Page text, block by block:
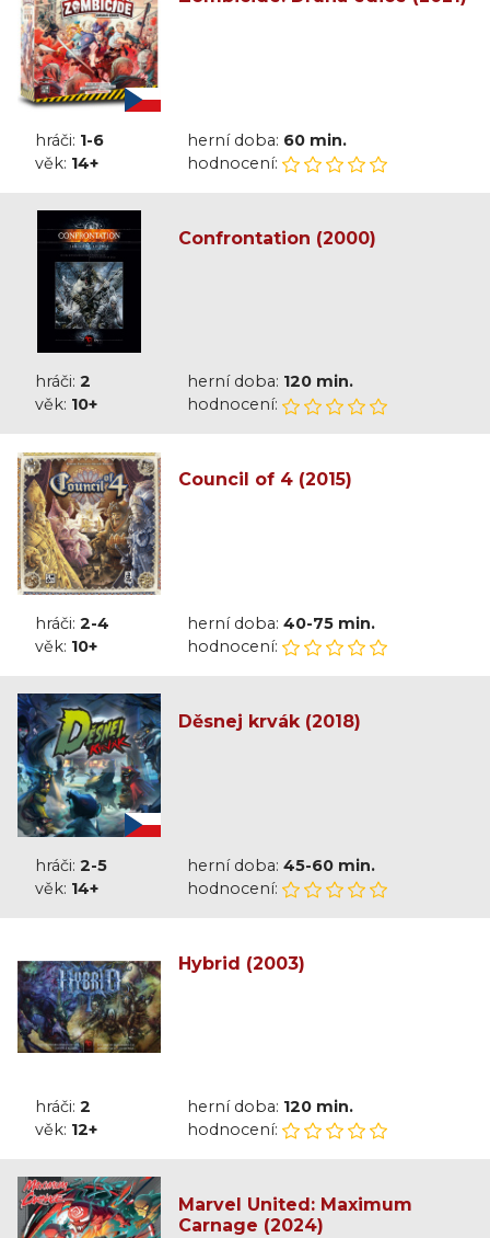
hráči: 1-6 herní doba: 60 min.
věk: 14+ hodnocení:
Confrontation (2000)
hráči: 2 herní doba: 120 min.
věk: 10+ hodnocení:
Council of 4 (2015)
hráči: 2-4 herní doba: 40-75 min.
věk: 10+ hodnocení:
Děsnej krvák (2018)
hráči: 2-5 herní doba: 45-60 min.
věk: 14+ hodnocení:
Hybrid (2003)
hráči: 2 herní doba: 120 min.
věk: 12+ hodnocení:
Marvel United: Maximum
Carnage (2024)